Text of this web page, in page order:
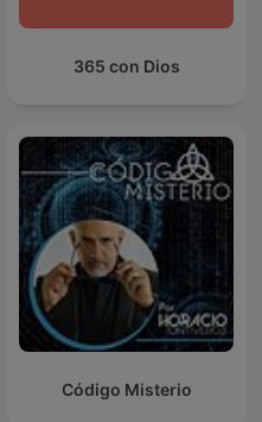
365 con Dios
Código Misterio